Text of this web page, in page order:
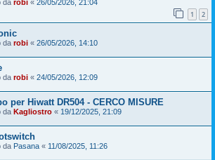
da robi « 26/05/2026, 21:04
1 2
da robi « 26/05/2026, 14:10
da robi « 24/05/2026, 12:09
per Hiwatt DR504 - CERCO MISURE
da Kagliostro « 19/12/2025, 21:09
da Pasana « 11/08/2025, 11:26